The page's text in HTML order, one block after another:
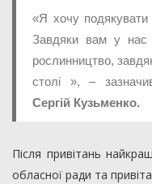
«Я хочу
Завдяки вам у нас
рослинництво,
столі », –
Сергій Кузьменко.
Після привітань
обласної ради та